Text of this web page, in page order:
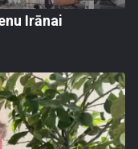
Irānai